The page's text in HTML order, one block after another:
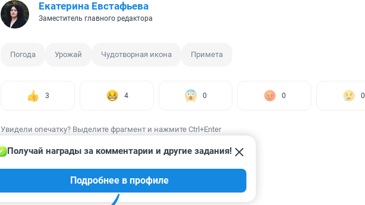
Екатерина Евстафьева
Заместитель главного редактора
Погода Урожай Чудотворная икона Примета
3 4 0 0 0
Увидели опечатку? Выделите фрагмент и нажмите Ctrl+Enter
КОММЕНТАРИИ 4
Получай награды за комментарии и другие задания!
Подробнее в профиле